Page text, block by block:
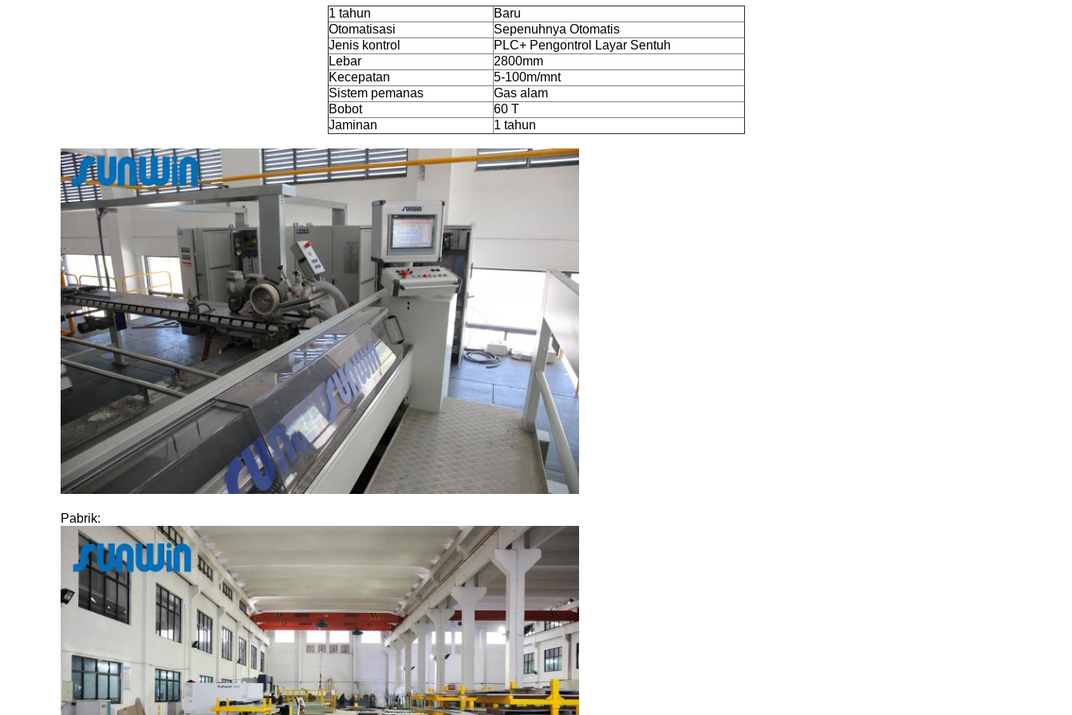
1 tahun
Baru
Otomatisasi
Sepenuhnya Otomatis
Jenis kontrol
PLC+ Pengontrol Layar Sentuh
Lebar
2800mm
Kecepatan
5-100m/mnt
Sistem pemanas
Gas alam
Bobot
60 T
Jaminan
1 tahun
Pabrik: